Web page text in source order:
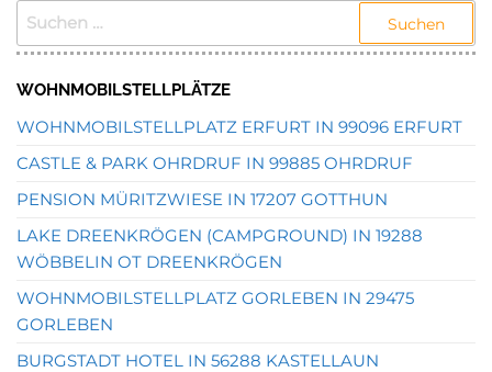
SUCHEN
WOHNMOBILSTELLPLÄTZE
WOHNMOBILSTELLPLATZ ERFURT IN 99096 ERFURT
CASTLE & PARK OHRDRUF IN 99885 OHRDRUF
PENSION MÜRITZWIESE IN 17207 GOTTHUN
LAKE DREENKRÖGEN (CAMPGROUND) IN 19288
WÖBBELIN OT DREENKRÖGEN
WOHNMOBILSTELLPLATZ GORLEBEN IN 29475
GORLEBEN
BURGSTADT HOTEL IN 56288 KASTELLAUN